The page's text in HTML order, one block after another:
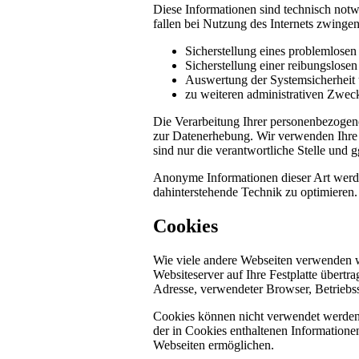
Diese Informationen sind technisch
fallen bei Nutzung des Internets
Sicherstellung eines
Sicherstellung einer
Auswertung der
zu weiteren administrativen
Die Verarbeitung Ihrer
zur Datenerhebung. Wir verwenden
sind nur die verantwortliche Stelle und
Anonyme Informationen dieser Art
dahinterstehende Technik zu optimieren.
Cookies
Wie viele andere Webseiten
Websiteserver auf Ihre Festplatte
Adresse, verwendeter Browser,
Cookies können nicht verwendet
der in Cookies enthaltenen
Webseiten ermöglichen.